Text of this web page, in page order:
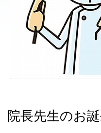
院長先生のお